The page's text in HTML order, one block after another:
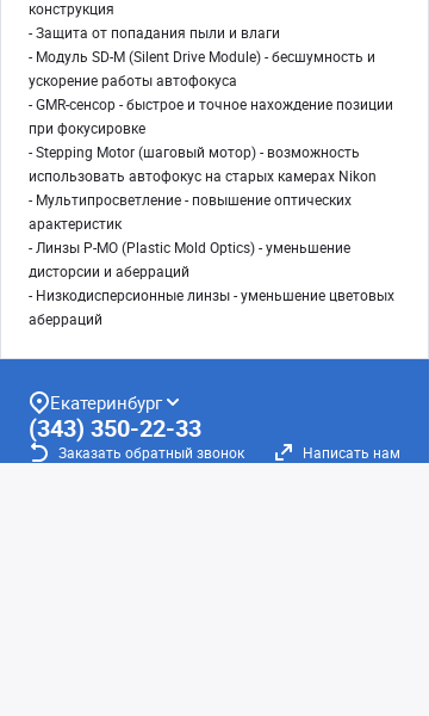
конструкция
- Защита от попадания пыли и влаги
- Модуль SD-M (Silent Drive Module) - бесшумность и
ускорение работы автофокуса
- GMR-сенсор - быстрое и точное нахождение позиции
при фокусировке
- Stepping Motor (шаговый мотор) - возможность
использовать автофокус на старых камерах Nikon
- Мультипросветление - повышение оптических
арактеристик
- Линзы P-MO (Plastic Mold Optics) - уменьшение
дисторсии и аберраций
- Низкодисперсионные линзы - уменьшение цветовых
аберраций
Екатеринбург
(343) 350-22-33
Заказать обратный звонок Написать нам